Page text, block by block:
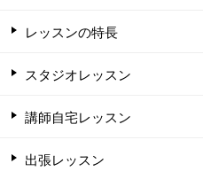
レッスンの特長
スタジオレッスン
講師自宅レッスン
出張レッスン